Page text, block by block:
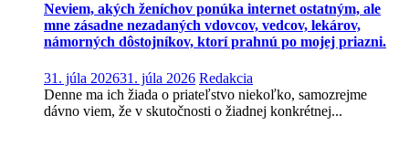
Neviem, akých ženíchov ponúka internet ostatným, ale
mne zásadne nezadaných vdovcov, vedcov, lekárov,
námorných dôstojníkov, ktorí prahnú po mojej priazni.
31. júla 202631. júla 2026 Redakcia
Denne ma ich žiada o priateľstvo niekoľko, samozrejme
dávno viem, že v skutočnosti o žiadnej konkrétnej...